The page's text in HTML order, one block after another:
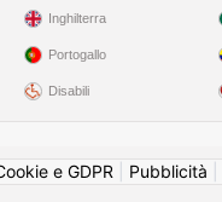
Inghilterra
Portogallo
Disabili
e GDPR
Pubblicità